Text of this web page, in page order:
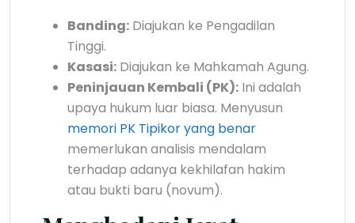
Banding: Diajukan ke Pengadilan
Tinggi.
Kasasi: Diajukan ke Mahkamah Agung.
Peninjauan Kembali (PK): Ini adalah
upaya hukum luar biasa. Menyusun
memori PK Tipikor yang benar
memerlukan analisis mendalam
terhadap adanya kekhilafan hakim
atau bukti baru (novum).